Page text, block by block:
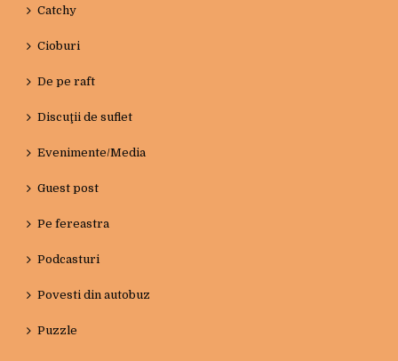
Catchy
Cioburi
De pe raft
Discuţii de suflet
Evenimente/Media
Guest post
Pe fereastra
Podcasturi
Povesti din autobuz
Puzzle